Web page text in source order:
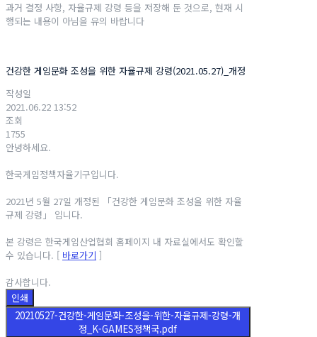
과거 결정 사항, 자율규제 강령 등을 저장해 둔 것으로, 현재 시
행되는 내용이 아님을 유의 바랍니다
건강한 게임문화 조성을 위한 자율규제 강령(2021.05.27)_개정
작성일
2021.06.22 13:52
조회
1755
안녕하세요.
한국게임정책자율기구입니다.
2021년 5월 27일 개정된 「건강한 게임문화 조성을 위한 자율
규제 강령」 입니다.
본 강령은 한국게임산업협회 홈페이지 내 자료실에서도 확인할
수 있습니다. [ 바로가기 ]
감사합니다.
인쇄
20210527-건강한-게임문화-조성을-위한-자율규제-강령-개
정_K-GAMES정책국.pdf